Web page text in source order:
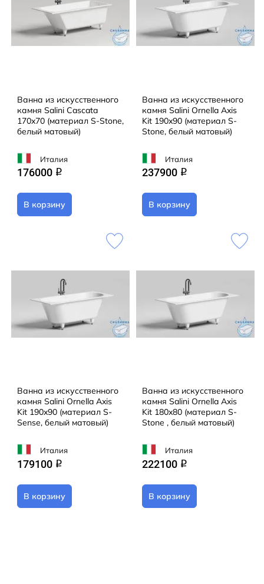
Ванна из искусственного
камня Salini Cascata
170x70 (материал S-Stone,
белый матовый)
Италия
176000 q
В корзину
Ванна из искусственного
камня Salini Ornella Axis
Kit 190x90 (материал S-
Stone, белый матовый)
Италия
237900 q
В корзину
Ванна из искусственного
камня Salini Ornella Axis
Kit 190x90 (материал S-
Sense, белый матовый)
Италия
179100 q
В корзину
Ванна из искусственного
камня Salini Ornella Axis
Kit 180x80 (материал S-
Stone , белый матовый)
Италия
222100 q
В корзину